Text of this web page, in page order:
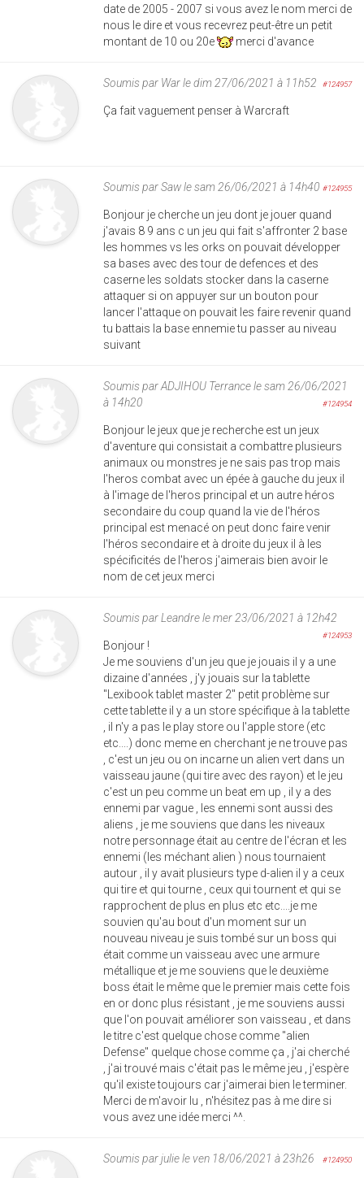
date de 2005 - 2007 si vous avez le nom merci de
nous le dire et vous recevrez peut-être un petit
montant de 10 ou 20e
merci d'avance
Soumis par Warle dim 27/06/2021 à 11h52 #124957
Ça fait vaguement penser à Warcraft
Soumis parSawle sam 26/06/2021 à 14h40 #124955
Bonjour je cherche un jeu dont je jouer quand
j'avais 8 9 ans c un jeu qui fait s'affronter 2 base
les hommes vs les orks on pouvait développer
sa bases avec des tour de defences et des
caserne les soldats stocker dans la caserne
attaquer si on appuyer sur un bouton pour
lancer l'attaque on pouvait les faire revenir quand
tu battais la base ennemie tu passer au niveau
suivant
Soumis parADJIHOU Terrancele sam 26/06/2021
à 14h20
#124954
Bonjour le jeux que je recherche est un jeux
d'aventure qui consistait a combattre plusieurs
animaux ou monstres je ne sais pas trop mais
l'heros combat avec un épée à gauche du jeux il
à l'image de l'heros principal et un autre héros
secondaire du coup quand la vie de l'héros
principal est menacé on peut donc faire venir
l'héros secondaire et à droite du jeux il à les
spécificités de l'heros j'aimerais bien avoir le
nom de cet jeux merci
Soumis parLeandrele mer 23/06/2021 à 12h42
#124953
Bonjour !
Je me souviens d'un jeu que je jouais il y a une
dizaine d'années , j'y jouais sur la tablette
"Lexibook tablet master 2" petit problème sur
cette tablette il y a un store spécifique à la tablette
, il n'y a pas le play store ou l'apple store (etc
etc....) donc meme en cherchant je ne trouve pas
, c'est un jeu ou on incarne un alien vert dans un
vaisseau jaune (qui tire avec des rayon) et le jeu
c'est un peu comme un beat em up , il y a des
ennemi par vague , les ennemi sont aussi des
aliens , je me souviens que dans les niveaux
notre personnage était au centre de l'écran et les
ennemi (les méchant alien ) nous tournaient
autour , il y avait plusieurs type d-alien il y a ceux
qui tire et qui tourne , ceux qui tournent et qui se
rapprochent de plus en plus etc etc....je me
souvien qu'au bout d'un moment sur un
nouveau niveau je suis tombé sur un boss qui
était comme un vaisseau avec une armure
métallique et je me souviens que le deuxième
boss était le même que le premier mais cette fois
en or donc plus résistant , je me souviens aussi
que l'on pouvait améliorer son vaisseau , et dans
le titre c'est quelque chose comme "alien
Defense" quelque chose comme ça , j'ai cherché
, j'ai trouvé mais c'était pas le même jeu , j'espère
qu'il existe toujours car j'aimerai bien le terminer.
Merci de m'avoir lu , n'hésitez pas à me dire si
vous avez une idée merci ^^.
Soumis parjuliele ven 18/06/2021 à 23h26 #124950